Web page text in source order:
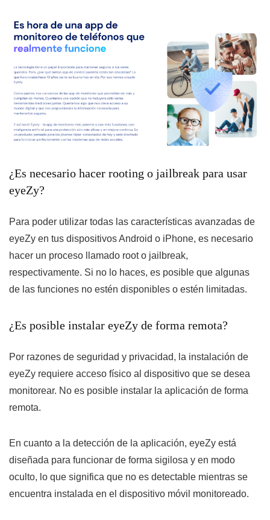
¿Es necesario hacer rooting o jailbreak para usar
eyeZy?
Para poder utilizar todas las características avanzadas de
eyeZy en tus dispositivos Android o iPhone, es necesario
hacer un proceso llamado root o jailbreak,
respectivamente. Si no lo haces, es posible que algunas
de las funciones no estén disponibles o estén limitadas.
¿Es posible instalar eyeZy de forma remota?
Por razones de seguridad y privacidad, la instalación de
eyeZy requiere acceso físico al dispositivo que se desea
monitorear. No es posible instalar la aplicación de forma
remota.
En cuanto a la detección de la aplicación, eyeZy está
diseñada para funcionar de forma sigilosa y en modo
oculto, lo que significa que no es detectable mientras se
encuentra instalada en el dispositivo móvil monitoreado.